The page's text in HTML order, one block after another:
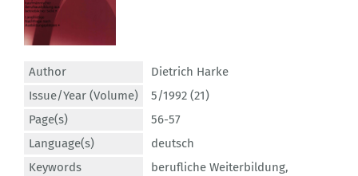
Author
Dietrich Harke
Issue/Year (Volume)
5/1992 (21)
Page(s)
56-57
Language(s)
deutsch
Keywords
berufliche Weiterbildung,